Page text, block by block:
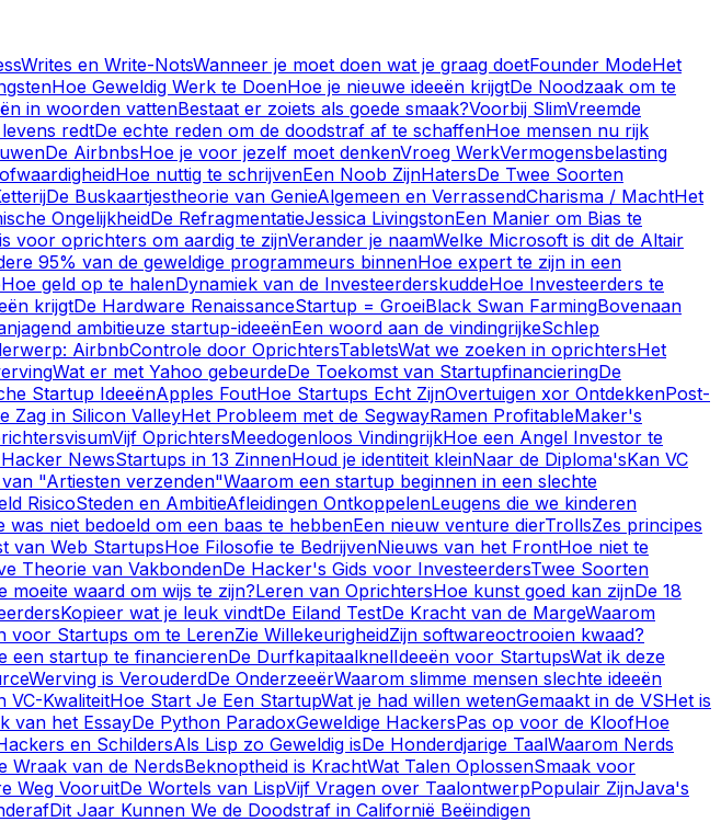
Writes en Write-NotsWanneer je moet doen wat je graag doetFounder ModeHet
Hoe Geweldig Werk te DoenHoe je nieuwe ideeën krijgtDe Noodzaak om te
in woorden vattenBestaat er zoiets als goede smaak?Voorbij SlimVreemde
redtDe echte reden om de doodstraf af te schaffenHoe mensen nu rijk
De AirbnbsHoe je voor jezelf moet denkenVroeg WerkVermogensbelasting
Hoe nuttig te schrijvenEen Noob ZijnHatersDe Twee Soorten
De Buskaartjestheorie van GenieAlgemeen en VerrassendCharisma / MachtHet
OngelijkheidDe RefragmentatieJessica LivingstonEen Manier om Bias te
voor oprichters om aardig te zijnVerander je naamWelke Microsoft is dit de Altair
95% van de geweldige programmeurs binnenHoe expert te zijn in een
Hoe geld op te halenDynamiek van de InvesteerderskuddeHoe Investeerders te
krijgtDe Hardware RenaissanceStartup = GroeiBlack Swan FarmingBovenaan
ambitieuze startup-ideeënEen woord aan de vindingrijkeSchlep
AirbnbControle door OprichtersTabletsWat we zoeken in oprichtersHet
Wat er met Yahoo gebeurdeDe Toekomst van StartupfinancieringDe
Startup IdeeënApples FoutHoe Startups Echt ZijnOvertuigen xor OntdekkenPost-
Zag in Silicon ValleyHet Probleem met de SegwayRamen ProfitableMaker's
Vijf OprichtersMeedogenloos VindingrijkHoe een Angel Investor te
NewsStartups in 13 ZinnenHoud je identiteit kleinNaar de Diploma'sKan VC
"Artiesten verzenden"Waarom een startup beginnen in een slechte
RisicoSteden en AmbitieAfleidingen OntkoppelenLeugens die we kinderen
was niet bedoeld om een baas te hebbenEen nieuw venture dierTrollsZes principes
van Web StartupsHoe Filosofie te BedrijvenNieuws van het FrontHoe niet te
Theorie van VakbondenDe Hacker's Gids voor InvesteerdersTwee Soorten
moeite waard om wijs te zijn?Leren van OprichtersHoe kunst goed kan zijnDe 18
Kopieer wat je leuk vindtDe Eiland TestDe Kracht van de MargeWaarom
voor Startups om te LerenZie WillekeurigheidZijn softwareoctrooien kwaad?
een startup te financierenDe DurfkapitaalknelIdeeën voor StartupsWat ik deze
Werving is VerouderdDe OnderzeeërWaarom slimme mensen slechte ideeën
VC-KwaliteitHoe Start Je Een StartupWat je had willen wetenGemaakt in de VSHet is
van het EssayDe Python ParadoxGeweldige HackersPas op voor de KloofHoe
en SchildersAls Lisp zo Geweldig isDe Honderdjarige TaalWaarom Nerds
Wraak van de NerdsBeknoptheid is KrachtWat Talen OplossenSmaak voor
Weg VooruitDe Wortels van LispVijf Vragen over TaalontwerpPopulair ZijnJava's
Dit Jaar Kunnen We de Doodstraf in Californië Beëindigen